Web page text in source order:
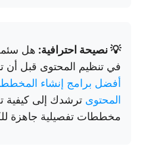
💡 نصيحة احترافية: هل
في تنظيم المحتوى قبل أن
أفضل برامج إنشاء
المحتوى ترشدك إلى كيفية
مخططات تفصيلية جاهزة